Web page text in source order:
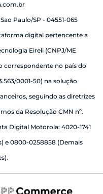
Paulo/SP - 04551-065
digital pertencente a
Eireli (CNPJ/ME
correspondente no país do
0001-50) na solução
seguindo as diretrizes
da Resolução CMN nº.
Digital Motorola: 4020-1741
e 0800-0258858 (Demais